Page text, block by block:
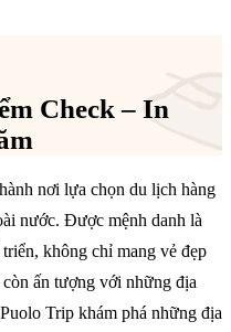
Check – In
nơi lựa chọn du lịch hàng
nước. Được mệnh danh là
không chỉ mang vẻ đẹp
ấn tượng với những địa
Trip khám phá những địa